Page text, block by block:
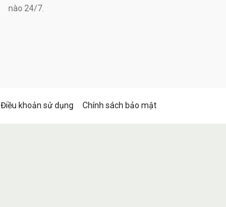
nào 24/7.
Điều khoản sử dụng Chính sách bảo mật